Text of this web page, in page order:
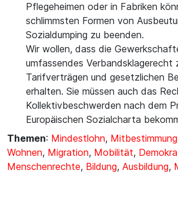
Pflegeheimen oder in Fabriken
schlimmsten Formen von
Sozialdumping zu beenden.
Wir wollen, dass die
umfassendes Verbandsklagerecht
Tarifverträgen und gesetzlichen
erhalten. Sie müssen auch das
Kollektivbeschwerden nach dem
Europäischen Sozialcharta
Themen: Mindestlohn, Mitbestimmung
Wohnen, Migration, Mobilität,
Menschenrechte, Bildung, Ausbildung,